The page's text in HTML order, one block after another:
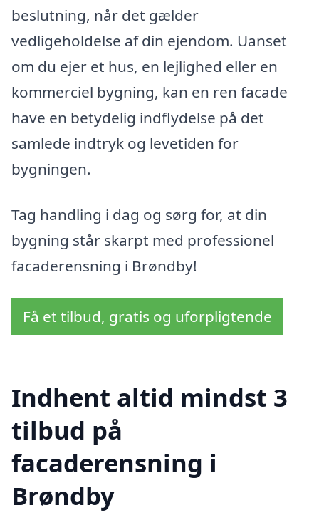
beslutning, når det gælder
vedligeholdelse af din ejendom. Uanset
om du ejer et hus, en lejlighed eller en
kommerciel bygning, kan en ren facade
have en betydelig indflydelse på det
samlede indtryk og levetiden for
bygningen.
Tag handling i dag og sørg for, at din
bygning står skarpt med professionel
facaderensning i Brøndby!
Få et tilbud, gratis og uforpligtende
Indhent altid mindst 3
tilbud på
facaderensning i
Brøndby